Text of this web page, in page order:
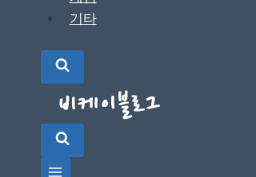
기타